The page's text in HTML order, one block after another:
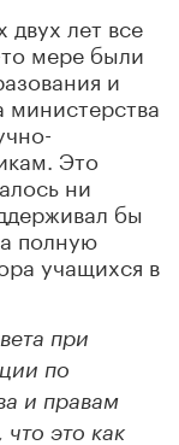
двух лет все
мере были
и
Это
ни
бы
полную
учащихся в
при
по
и правам
это как